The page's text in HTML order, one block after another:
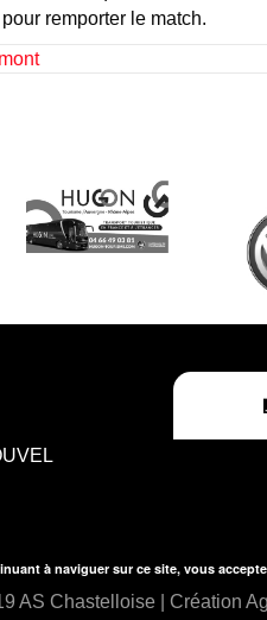
remporter le match.
AS Chastelloise | Création
à naviguer sur ce site, vous